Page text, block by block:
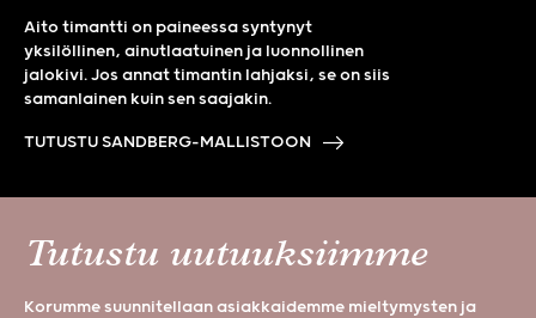
Aito timantti on paineessa syntynyt
yksilöllinen, ainutlaatuinen ja luonnollinen
jalokivi. Jos annat timantin lahjaksi, se on siis
samanlainen kuin sen saajakin.
TUTUSTU SANDBERG-MALLISTOON
Tutustu uutuuksiimme
Korumme suunnitellaan asiakkaidemme mieltymysten ja